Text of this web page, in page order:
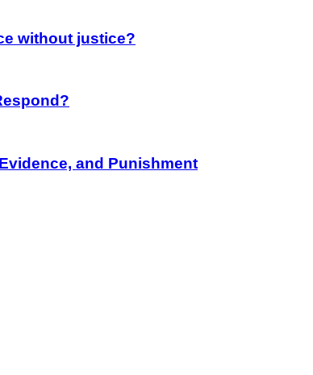
without justice?
and Punishment